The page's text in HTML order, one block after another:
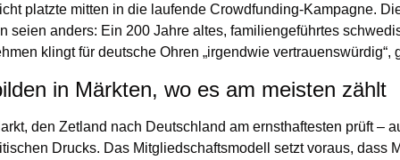
platzte mitten in die laufende Crowdfunding-Kampagne.
seien anders: Ein 200 Jahre altes, familiengeführtes
klingt für deutsche Ohren „irgendwie vertrauenswürdig“,
in Märkten, wo es am meisten zählt
den Zetland nach Deutschland am ernsthaftesten prüft –
Drucks. Das Mitgliedschaftsmodell setzt voraus, dass